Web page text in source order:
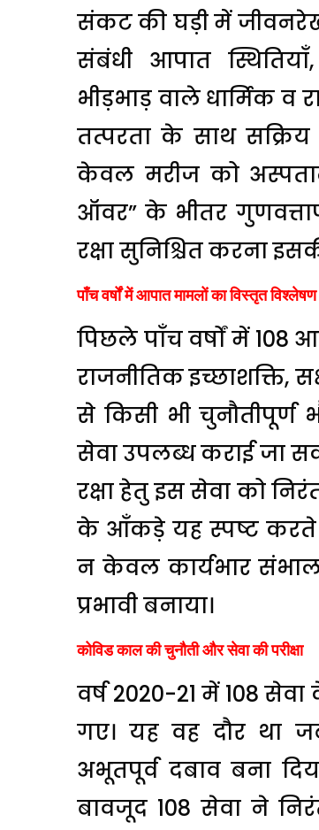
संकट की घड़ी में
संबंधी आपात
भीड़भाड़ वाले धार्मिक व
तत्परता के साथ सक्रिय
केवल मरीज को
ऑवर” के भीतर
रक्षा सुनिश्चित करना
पाँच वर्षों में आपात मामलों का विस्तृत विश्लेषण
पिछले पाँच वर्षों में 108
राजनीतिक
से किसी भी चुनौतीपूर्ण
सेवा उपलब्ध कराई जा
रक्षा हेतु इस सेवा को
के आँकड़े यह स्पष्ट करते
न केवल कार्यभार
प्रभावी बनाया।
कोविड काल की चुनौती और सेवा की परीक्षा
वर्ष 2020-21 में 108
गए। यह वह दौर था
अभूतपूर्व दबाव बना
बावजूद 108 सेवा ने